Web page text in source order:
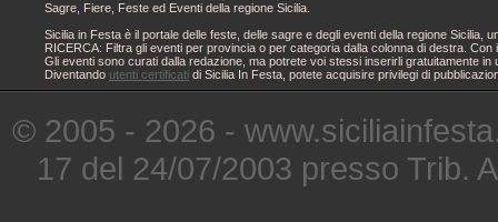
Sagre, Fiere, Feste ed Eventi della regione Sicilia.
Sicilia in Festa è il portale delle feste, delle sagre e degli eventi della regione
RICERCA: Filtra gli eventi per provincia o per categoria dalla colonna di destra.
Gli eventi sono curati dalla redazione, ma potrete voi stessi inserirli gratuitamente
Diventando utenti certificati di Sicilia In Festa, potete acquisire privilegi di
© 2005 - 2026 -
17 del 24/07/2003 presso Trib.